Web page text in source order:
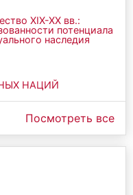
ХIХ-ХХ вв.:
потенциала
наследия
НАЦИЙ
Посмотреть все